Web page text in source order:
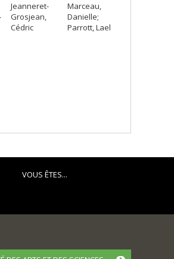
Jeanneret-
Grosjean,
Cédric
Marceau,
Danielle;
Parrott, Lael
VOUS ÊTES...